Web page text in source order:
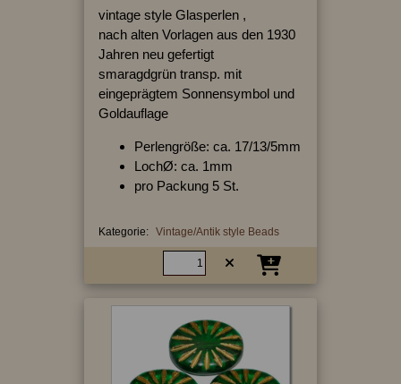
vintage style Glasperlen ,
nach alten Vorlagen aus den 1930
Jahren neu gefertigt
smaragdgrün transp. mit
eingeprägtem Sonnensymbol und
Goldauflage
Perlengröße: ca. 17/13/5mm
LochØ: ca. 1mm
pro Packung 5 St.
Kategorie: Vintage/Antik style Beads